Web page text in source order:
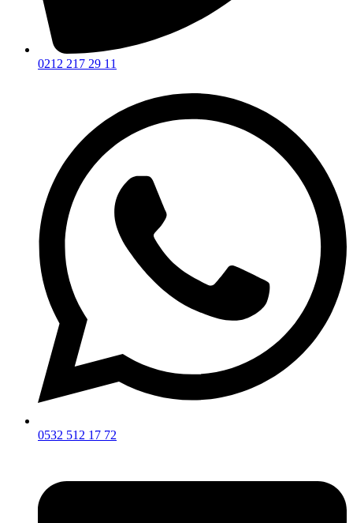
0212 217 29 11
0532 512 17 72